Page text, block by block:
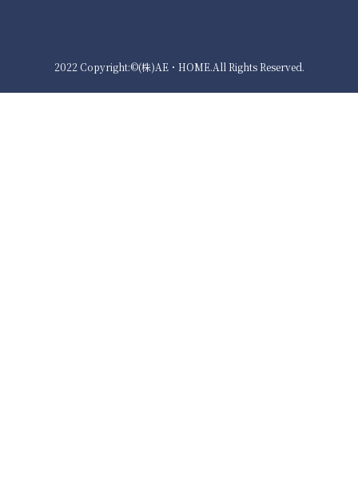
2022 Copyright:©(株)AE・HOME.All Rights Reserved.